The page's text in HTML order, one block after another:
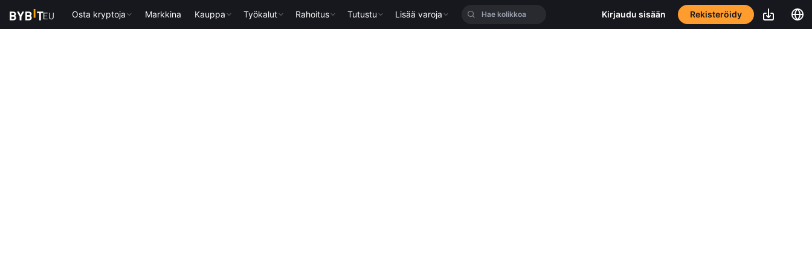
Osta kryptoja Markkina Kauppa Työkalut Rahoitus Tutustu Lisää varoja Kirjaudu sisään Rekisteröidy